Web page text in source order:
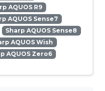
AQUOS R9
AQUOS Sense7
Sharp AQUOS Sense8
AQUOS Wish
AQUOS Zero6